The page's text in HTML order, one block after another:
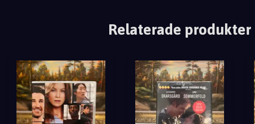
Relaterade produkter